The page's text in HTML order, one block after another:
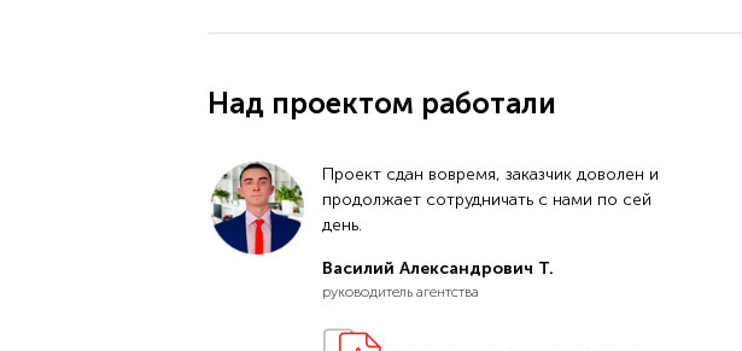
Над проектом работали
Проект сдан вовремя, заказчик доволен и
продолжает сотрудничать с нами по сей
день.
Василий Александрович Т.
руководитель агентства